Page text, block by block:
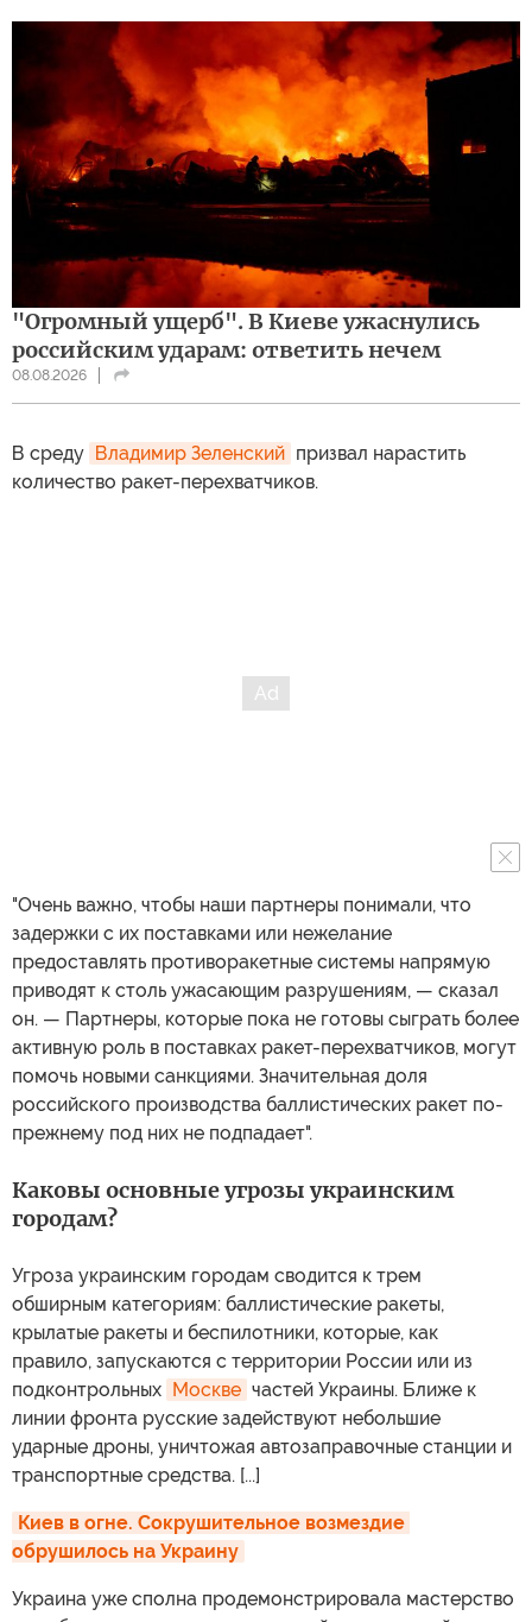
"Огромный ущерб". В Киеве ужаснулись
российским ударам: ответить нечем
08.08.2026
В среду Владимир Зеленский призвал нарастить
количество ракет-перехватчиков.
"Очень важно, чтобы наши партнеры понимали, что
задержки с их поставками или нежелание
предоставлять противоракетные системы напрямую
приводят к столь ужасающим разрушениям, — сказал
он. — Партнеры, которые пока не готовы сыграть более
активную роль в поставках ракет-перехватчиков, могут
помочь новыми санкциями. Значительная доля
российского производства баллистических ракет по-
прежнему под них не подпадает".
Каковы основные угрозы украинским
городам?
Угроза украинским городам сводится к трем
обширным категориям: баллистические ракеты,
крылатые ракеты и беспилотники, которые, как
правило, запускаются с территории России или из
подконтрольных Москве частей Украины. Ближе к
линии фронта русские задействуют небольшие
ударные дроны, уничтожая автозаправочные станции и
транспортные средства. [...]
Киев в огне. Сокрушительное возмездие
обрушилось на Украину
Украина уже сполна продемонстрировала мастерство